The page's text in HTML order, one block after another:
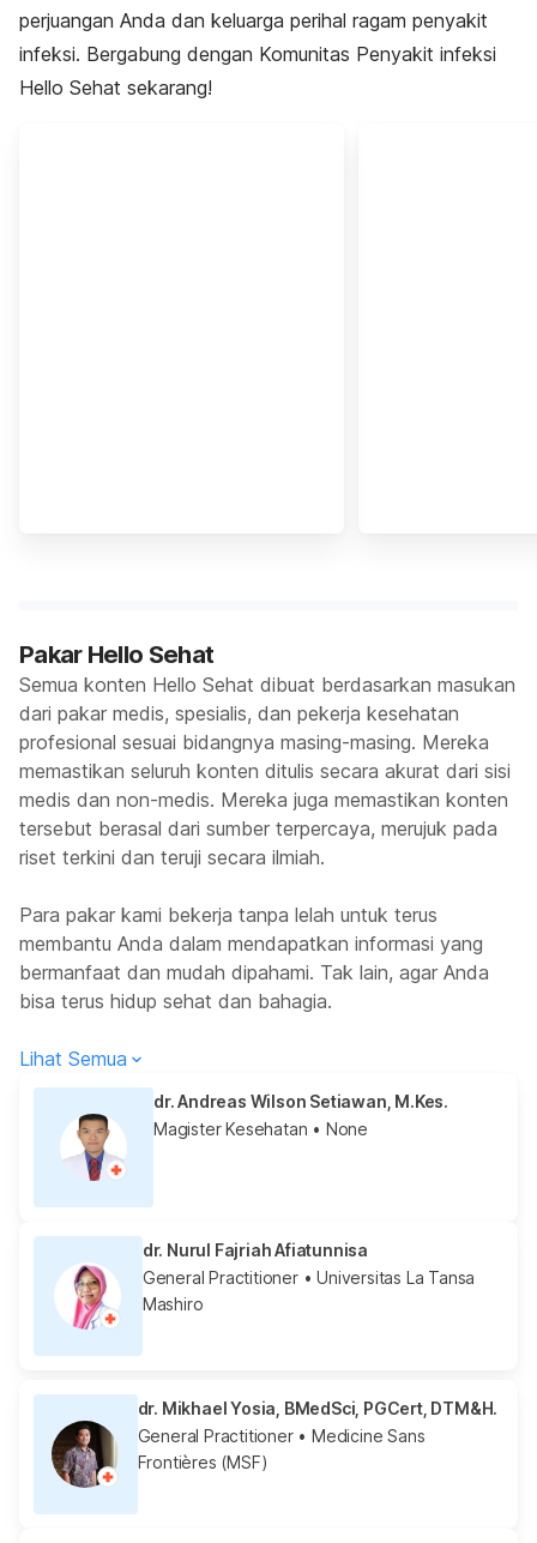
perjuangan Anda dan keluarga perihal ragam penyakit
infeksi. Bergabung dengan Komunitas Penyakit infeksi
Hello Sehat sekarang!
Pakar Hello Sehat
Semua konten Hello Sehat dibuat berdasarkan masukan
dari pakar medis, spesialis, dan pekerja kesehatan
profesional sesuai bidangnya masing-masing. Mereka
memastikan seluruh konten ditulis secara akurat dari sisi
medis dan non-medis. Mereka juga memastikan konten
tersebut berasal dari sumber terpercaya, merujuk pada
riset terkini dan teruji secara ilmiah.
Para pakar kami bekerja tanpa lelah untuk terus
membantu Anda dalam mendapatkan informasi yang
bermanfaat dan mudah dipahami. Tak lain, agar Anda
bisa terus hidup sehat dan bahagia.
Lihat Semua
dr. Andreas Wilson Setiawan, M.Kes.
Magister Kesehatan • None
dr. Nurul Fajriah Afiatunnisa
General Practitioner• Universitas La Tansa
Mashiro
dr. Mikhael Yosia, BMedSci, PGCert, DTM&H.
General Practitioner• Medicine Sans
Frontières (MSF)